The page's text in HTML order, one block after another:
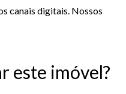
canais digitais. Nossos
este imóvel?